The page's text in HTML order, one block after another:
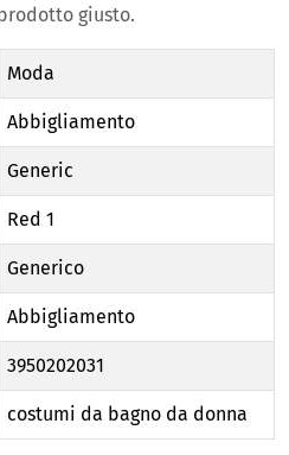
giusto.
Moda
Abbigliamento
Generic
Red 1
Generico
Abbigliamento
3950202031
costumi da bagno da donna